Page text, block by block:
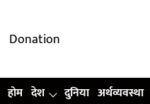
Donation
होम देश दुनिया अर्थव्यवस्था